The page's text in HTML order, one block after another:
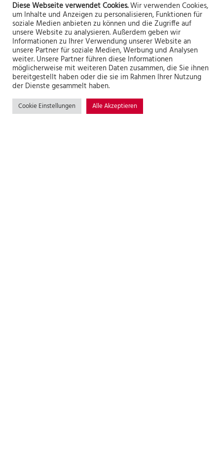
Absetzcontainer 7,0 cbm mit Klappe
Absetzcontainer 10,0 cbm offen
Absetzcontainer 10,0 cbm mit Deckel
Abrollcontainer 36,0 cbm offen und mit Deckel
Diese Webseite verwendet Cookies.Wir verwenden Cookies,
um Inhalte und Anzeigen zu personalisieren, Funktionen für
soziale Medien anbieten zu können und die Zugriffe auf
unsere Website zu analysieren. Außerdem geben wir
Informationen zu Ihrer Verwendung unserer Website an
unsere Partner für soziale Medien, Werbung und Analysen
weiter. Unsere Partner führen diese Informationen
möglicherweise mit weiteren Daten zusammen, die Sie ihnen
bereitgestellt haben oder die sie im Rahmen Ihrer Nutzung
der Dienste gesammelt haben.
Cookie Einstellungen Alle Akzeptieren